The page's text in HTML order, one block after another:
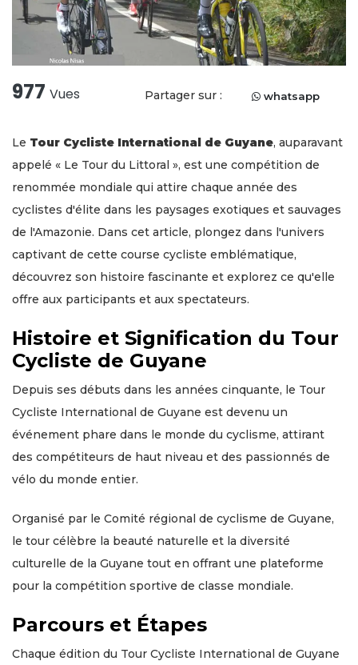
977 Vues Partager sur : whatsapp
Le Tour Cycliste International de Guyane, auparavant
appelé « Le Tour du Littoral », est une compétition de
renommée mondiale qui attire chaque année des
cyclistes d'élite dans les paysages exotiques et sauvages
de l'Amazonie. Dans cet article, plongez dans l'univers
captivant de cette course cycliste emblématique,
découvrez son histoire fascinante et explorez ce qu'elle
offre aux participants et aux spectateurs.
Histoire et Signification du Tour
Cycliste de Guyane
Depuis ses débuts dans les années cinquante, le Tour
Cycliste International de Guyane est devenu un
événement phare dans le monde du cyclisme, attirant
des compétiteurs de haut niveau et des passionnés de
vélo du monde entier.
Organisé par le Comité régional de cyclisme de Guyane,
le tour célèbre la beauté naturelle et la diversité
culturelle de la Guyane tout en offrant une plateforme
pour la compétition sportive de classe mondiale.
Parcours et Étapes
Chaque édition du Tour Cycliste International de Guyane